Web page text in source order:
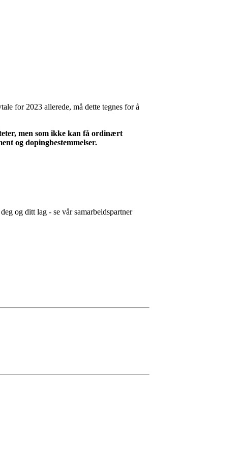
for 2023 allerede, må dette tegnes for å
men som ikke kan få ordinært
og dopingbestemmelser.
og ditt lag - se vår samarbeidspartner